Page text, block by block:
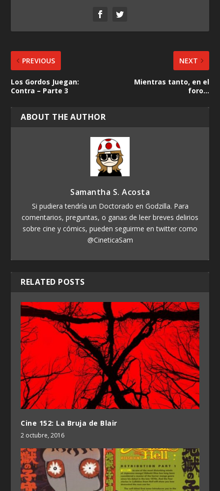
PREVIOUS
Los Gordos Juegan:
Contra – Parte 3
NEXT
Mientras tanto, en el
foro…
ABOUT THE AUTHOR
Samantha S. Acosta
Si pudiera tendría un Doctorado en Godzilla. Para
comentarios, preguntas, o ganas de leer breves delirios
sobre cine y cómics, pueden seguirme en twitter como
@CineticaSam
RELATED POSTS
Cine 152: La Bruja de Blair
2 octubre, 2016